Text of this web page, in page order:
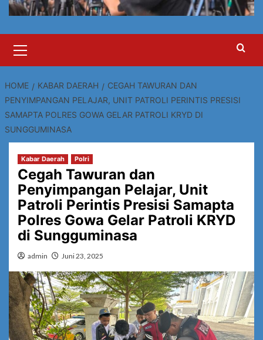
Menu
HOME KABAR DAERAH
CEGAH TAWURAN DAN
PENYIMPANGAN PELAJAR, UNIT PATROLI PERINTIS PRESISI
SAMAPTA POLRES GOWA GELAR PATROLI KRYD DI
SUNGGUMINASA
Kabar Daerah Polri
Cegah Tawuran dan
Penyimpangan Pelajar, Unit
Patroli Perintis Presisi Samapta
Polres Gowa Gelar Patroli KRYD
di Sungguminasa
admin Juni 23, 2025